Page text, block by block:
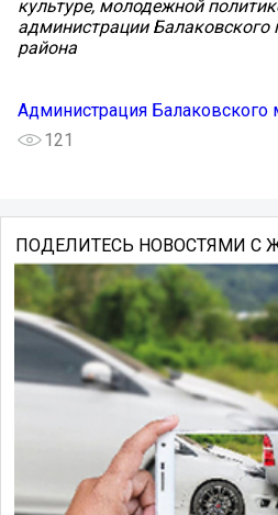
культуре, молодежной
администрации Балаковского
района
Администрация Балаковского
121
ПОДЕЛИТЕСЬ НОВОСТЯМИ С